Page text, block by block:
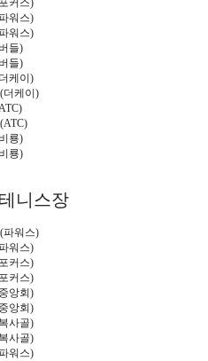
커스)
워스)
워스)
들)
들)
케이 )
더케이 )
룡)
룡)
니스장
파워스)
워스)
커스)
커스)
앙회 )
앙회 )
사골)
사골)
워스)